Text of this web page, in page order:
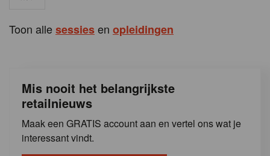
Toon allesessiesen opleidingen
Mis nooit het belangrijkste
retailnieuws
Maak een GRATIS account aan en vertel ons wat je
interessant vindt.